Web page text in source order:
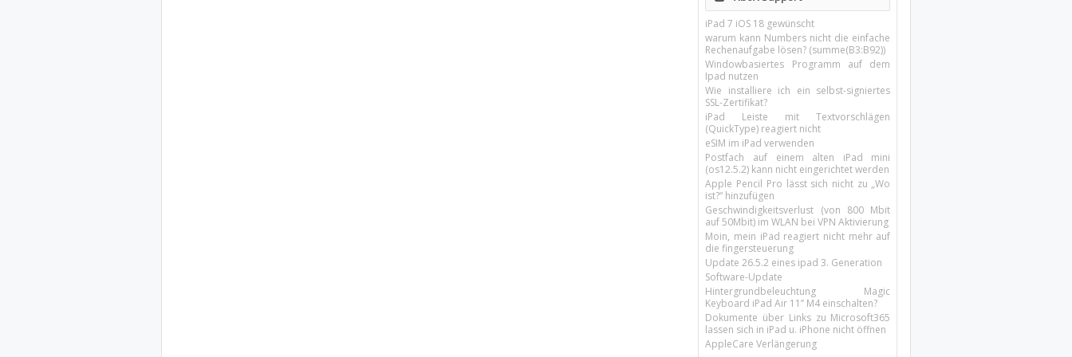
iPad 7 iOS 18 gewünscht
warum kann Numbers nicht die einfache
Rechenaufgabe lösen? (summe(B3:B92))
Windowbasiertes Programm auf dem
Ipad nutzen
Wie installiere ich ein selbst-signiertes
SSL-Zertifikat?
iPad Leiste mit Textvorschlägen
(QuickType) reagiert nicht
eSIM im iPad verwenden
Postfach auf einem alten iPad mini
(os12.5.2) kann nicht eingerichtet werden
Apple Pencil Pro lässt sich nicht zu „Wo
ist?“ hinzufügen
Geschwindigkeitsverlust (von 800 Mbit
auf 50Mbit) im WLAN bei VPN Aktivierung
Moin, mein iPad reagiert nicht mehr auf
die fingersteuerung
Update 26.5.2 eines ipad 3. Generation
Software-Update
Hintergrundbeleuchtung Magic
Keyboard iPad Air 11’’ M4 einschalten?
Dokumente über Links zu Microsoft365
lassen sich in iPad u. iPhone nicht öffnen
AppleCare Verlängerung